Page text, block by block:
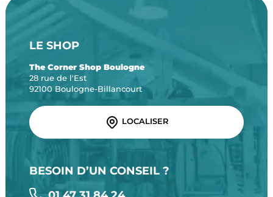
LE SHOP
The Corner Shop Boulogne
28 rue de l'Est
92100 Boulogne-Billancourt
LOCALISER
BESOIN D’UN CONSEIL ?